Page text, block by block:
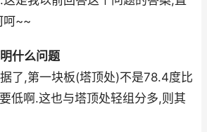
呵~~
什么问题
了,第一块板(塔顶处)不是78.4度比
低啊.这也与塔顶处轻组分多,则其